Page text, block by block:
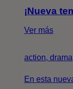
¡Nueva
Ver más
action,
En esta